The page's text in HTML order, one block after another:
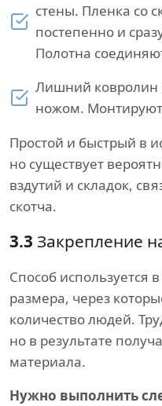
стены. Пленка со
постепенно и
Полотна
Лишний ковролин
ножом.
Простой и быстрый в
но существует
вздутий и складок,
скотча.
3.3 Закрепление
Способ
размера, через
количество людей.
но в результате
материала.
Нужно выполнить